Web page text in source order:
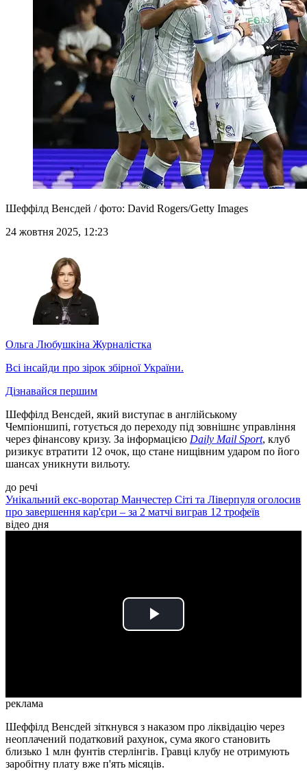
Шеффілд Венсдей / фото: David Rogers/Getty Images
24 жовтня 2025, 12:23
Ольга Любушкіна Журналістка
Всі інсайди про зірок збірної України.
Дізнавайся першим
Шеффілд Венсдей, який виступає в англійському
Чемпіоншипі, готується до переходу під зовнішнє управління
через фінансову кризу. За інформацією Daily Mail Sport, клуб
ризикує втратити 12 очок, що стане нищівним ударом по його
шансах уникнути вильоту.
до речі
Унікальний екс-воротар Манчестер Сіті та Ліверпуля оголосив
про завершення кар'єри – за 2 матчі виграв 12 трофеїв
відео дня
Play
реклама
Шеффілд Венсдей зіткнувся з наказом про ліквідацію через
неоплачений податковий рахунок, сума якого становить
близько 1 млн фунтів стерлінгів. Гравці клубу не отримують
заробітну плату вже п'ять місяців.